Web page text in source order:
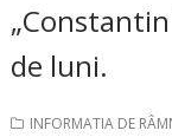
de luni.
INFORMATIA DE